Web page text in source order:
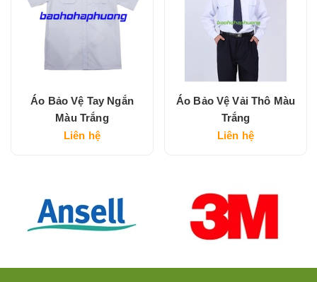
Áo Bảo Vệ Tay Ngắn
Màu Trắng
Liên hệ
Áo Bảo Vệ Vải Thô Màu
Trắng
Liên hệ